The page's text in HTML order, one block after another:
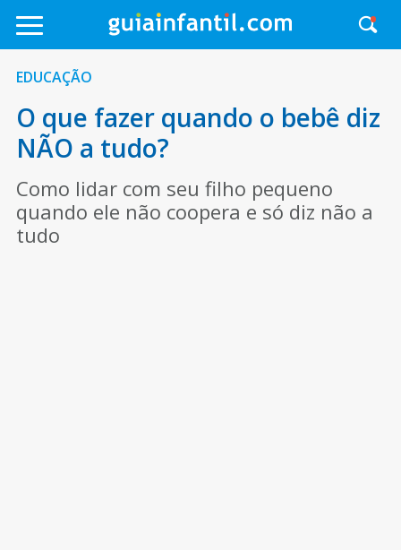
EDUCAÇÃO
O que fazer quando o bebê diz
NÃO a tudo?
Como lidar com seu filho pequeno
quando ele não coopera e só diz não a
tudo